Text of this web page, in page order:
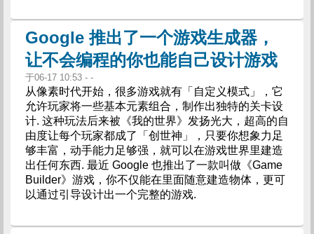
Google 推出了一个游戏生成器，
让不会编程的你也能自己设计游戏
于06-17 10:53 - -
从像素时代开始，很多游戏就有「自定义模式」，它
允许玩家将一些基本元素组合，制作出独特的关卡设
计. 这种玩法后来被《我的世界》发扬光大，超高的自
由度让每个玩家都成了「创世神」，只要你想象力足
够丰富，动手能力足够强，就可以在游戏世界里建造
出任何东西. 最近 Google 也推出了一款叫做《Game
Builder》游戏，你不仅能在里面随意建造物体，更可
以通过引导设计出一个完整的游戏.